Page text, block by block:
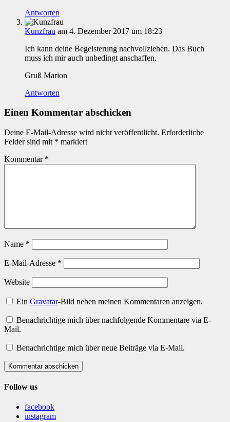
Antworten
Kunzfrau am 4. Dezember 2017 um 18:23
Ich kann deine Begeisterung nachvollziehen. Das Buch
muss ich mir auch unbedingt anschaffen.
Gruß Marion
Antworten
Einen Kommentar abschicken
Deine E-Mail-Adresse wird nicht veröffentlicht. Erforderliche
Felder sind mit * markiert
Kommentar *
Name *
E-Mail-Adresse *
Website
EinGravatar-Bild neben meinen Kommentaren anzeigen.
Benachrichtige mich über nachfolgende Kommentare via E-
Mail.
Benachrichtige mich über neue Beiträge via E-Mail.
Kommentar abschicken
Follow us
facebook
instagram